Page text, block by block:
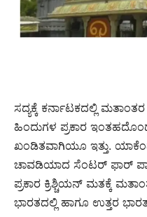
ಸದ್ಯಕ್ಕೆ ಕರ್ನಾಟಕದಲ್ಲಿ
ಹಿಂದುಗಳ ಪ್ರಕಾರ
ಖಂಡಿತವಾಗಿಯೂ ಇತ್ತು.
ಚಾವಡಿಯಾದ ಸೆಂಟರ್ ಫಾರ್
ಪ್ರಕಾರ ಕ್ರಿಶ್ಚಿಯನ್ ಮತಕ್ಕೆ
ಭಾರತದಲ್ಲಿ ಹಾಗೂ ಉತ್ತರ